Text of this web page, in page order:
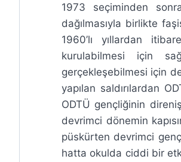
1973 seçiminden
dağılmasıyla birlikte
1960’lı yıllardan
kurulabilmesi için
gerçekleşebilmesi için
yapılan saldırılardan
ODTÜ gençliğinin
devrimci dönemin
püskürten devrimci
hatta okulda ciddi bir